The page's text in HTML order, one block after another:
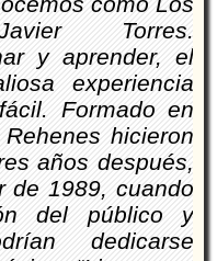
Torres.
y aprender, el
experiencia
Formado en
hicieron
años después,
de 1989, cuando
del público y
dedicarse